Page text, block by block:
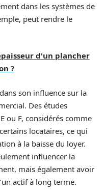
dans les systèmes de
peut rendre le
d'un plancher
?
son influence sur la
Des études
ou F, considérés comme
locataires, ce qui
à la baisse du loyer.
influencer la
mais également avoir
actif à long terme.